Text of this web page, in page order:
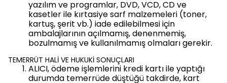
yazılım ve programlar, DVD, VCD, CD ve
kasetler ile kırtasiye sarf malzemeleri (toner,
kartuş, şerit vb.) iade edilebilmesi için
ambalajlarının açılmamış, denenmemiş,
bozulmamış ve kullanılmamış olmaları gerekir.
TEMERRÜT HALİ VE HUKUKİ SONUÇLARI
ALICI, ödeme işlemlerini kredi kartı ile yaptığı
durumda temerrüde düştüğü takdirde, kart